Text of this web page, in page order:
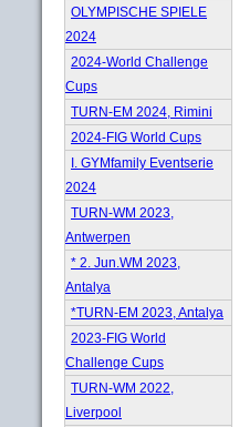
OLYMPISCHE SPIELE
2024
2024-World Challenge
Cups
TURN-EM 2024, Rimini
2024-FIG World Cups
I. GYMfamily Eventserie
2024
TURN-WM 2023,
Antwerpen
* 2. Jun.WM 2023,
Antalya
*TURN-EM 2023, Antalya
2023-FIG World
Challenge Cups
TURN-WM 2022,
Liverpool